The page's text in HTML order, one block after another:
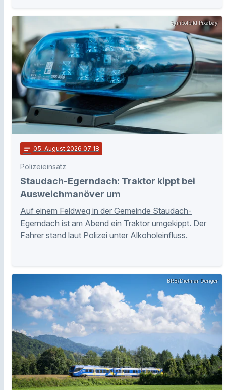
Symbolbild Pixabay
notes 05. August 2026 07:18
Polizeieinsatz
Staudach-Egerndach: Traktor kippt bei
Ausweichmanöver um
Auf einem Feldweg in der Gemeinde Staudach-
Egerndach ist am Abend ein Traktor umgekippt. Der
Fahrer stand laut Polizei unter Alkoholeinfluss.
BRB/Dietmar Denger